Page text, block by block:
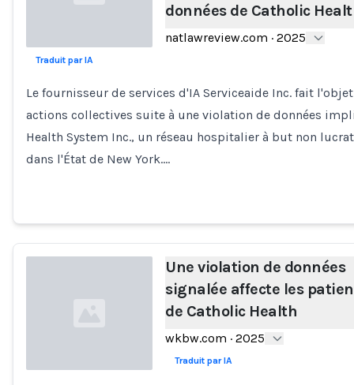
données de Catholic
natlawreview.com · 2025
Traduit par IA
Le fournisseur de services d'IA Serviceaide Inc. fait
actions collectives suite à une violation de données
Health System Inc., un réseau hospitalier à but non
dans l'État de New York.…
Une violation de données
signalée affecte les
de Catholic Health
wkbw.com · 2025
Traduit par IA